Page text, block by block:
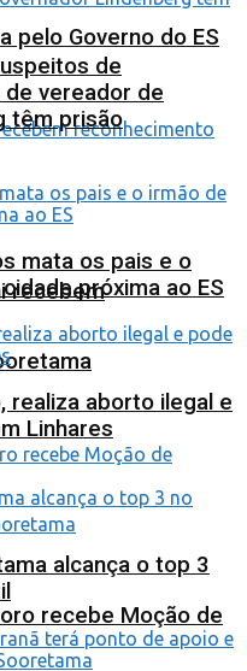
pelo Governo do ES
recebem
recebe Moção de
de
vereador de
têm prisão
mata os pais e o
próxima ao ES
realiza aborto ilegal e
Linhares
alcança o top 3